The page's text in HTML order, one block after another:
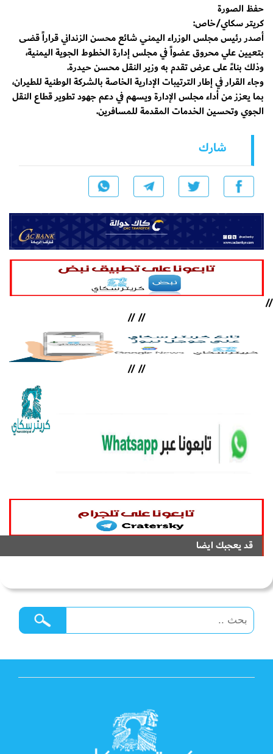
حفظ الصورة
كريتر سكاي/خاص:
أصدر رئيس مجلس الوزراء اليمني شائع محسن الزنداني قراراً قضى
بتعيين علي محروق عضواً في مجلس إدارة الخطوط الجوية اليمنية،
وذلك بناءً على عرض تقدم به وزير النقل محسن حيدرة.
وجاء القرار في إطار الترتيبات الإدارية الخاصة بالشركة الوطنية للطيران،
بما يعزز من أداء مجلس الإدارة ويسهم في دعم جهود تطوير قطاع النقل
الجوي وتحسين الخدمات المقدمة للمسافرين.
شارك
//
//
//
//
//
قد يعجبك ايضا